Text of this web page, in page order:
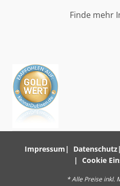
Finde mehr
Impressum Datenschutz
Cookie
* Alle Preise inkl.